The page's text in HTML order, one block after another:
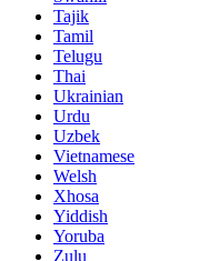
Tajik
Tamil
Telugu
Thai
Ukrainian
Urdu
Uzbek
Vietnamese
Welsh
Xhosa
Yiddish
Yoruba
Zulu